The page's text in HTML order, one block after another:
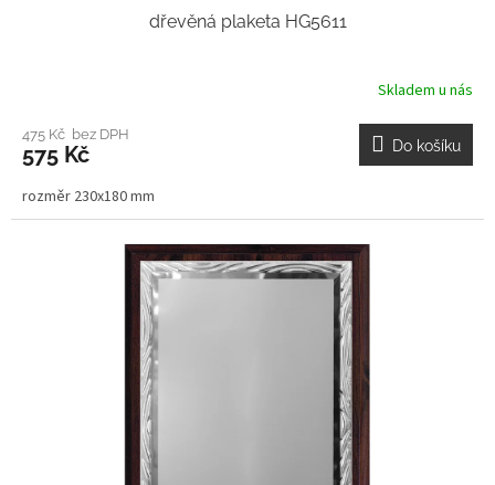
dřevěná plaketa HG5611
Skladem u nás
475 Kč bez DPH
575 Kč Do košíku
rozměr 230x180 mm